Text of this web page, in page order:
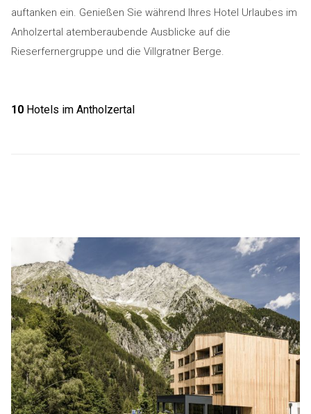
auftanken ein. Genießen Sie während Ihres Hotel Urlaubes im
Anholzertal atemberaubende Ausblicke auf die
Rieserfernergruppe und die Villgratner Berge.
10Hotels im Antholzertal